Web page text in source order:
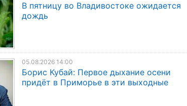
В пятницу во Владивостоке ожидается
дождь
05.08.2026 14:00
Борис Кубай: Первое дыхание осени
придёт в Приморье в эти выходные